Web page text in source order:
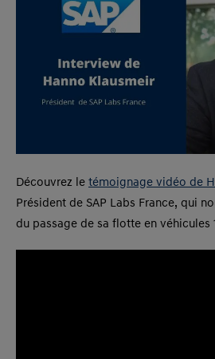
Découvrez le témoignage vidéo de
Président de SAP Labs France, qui
du passage de sa flotte en véhicules